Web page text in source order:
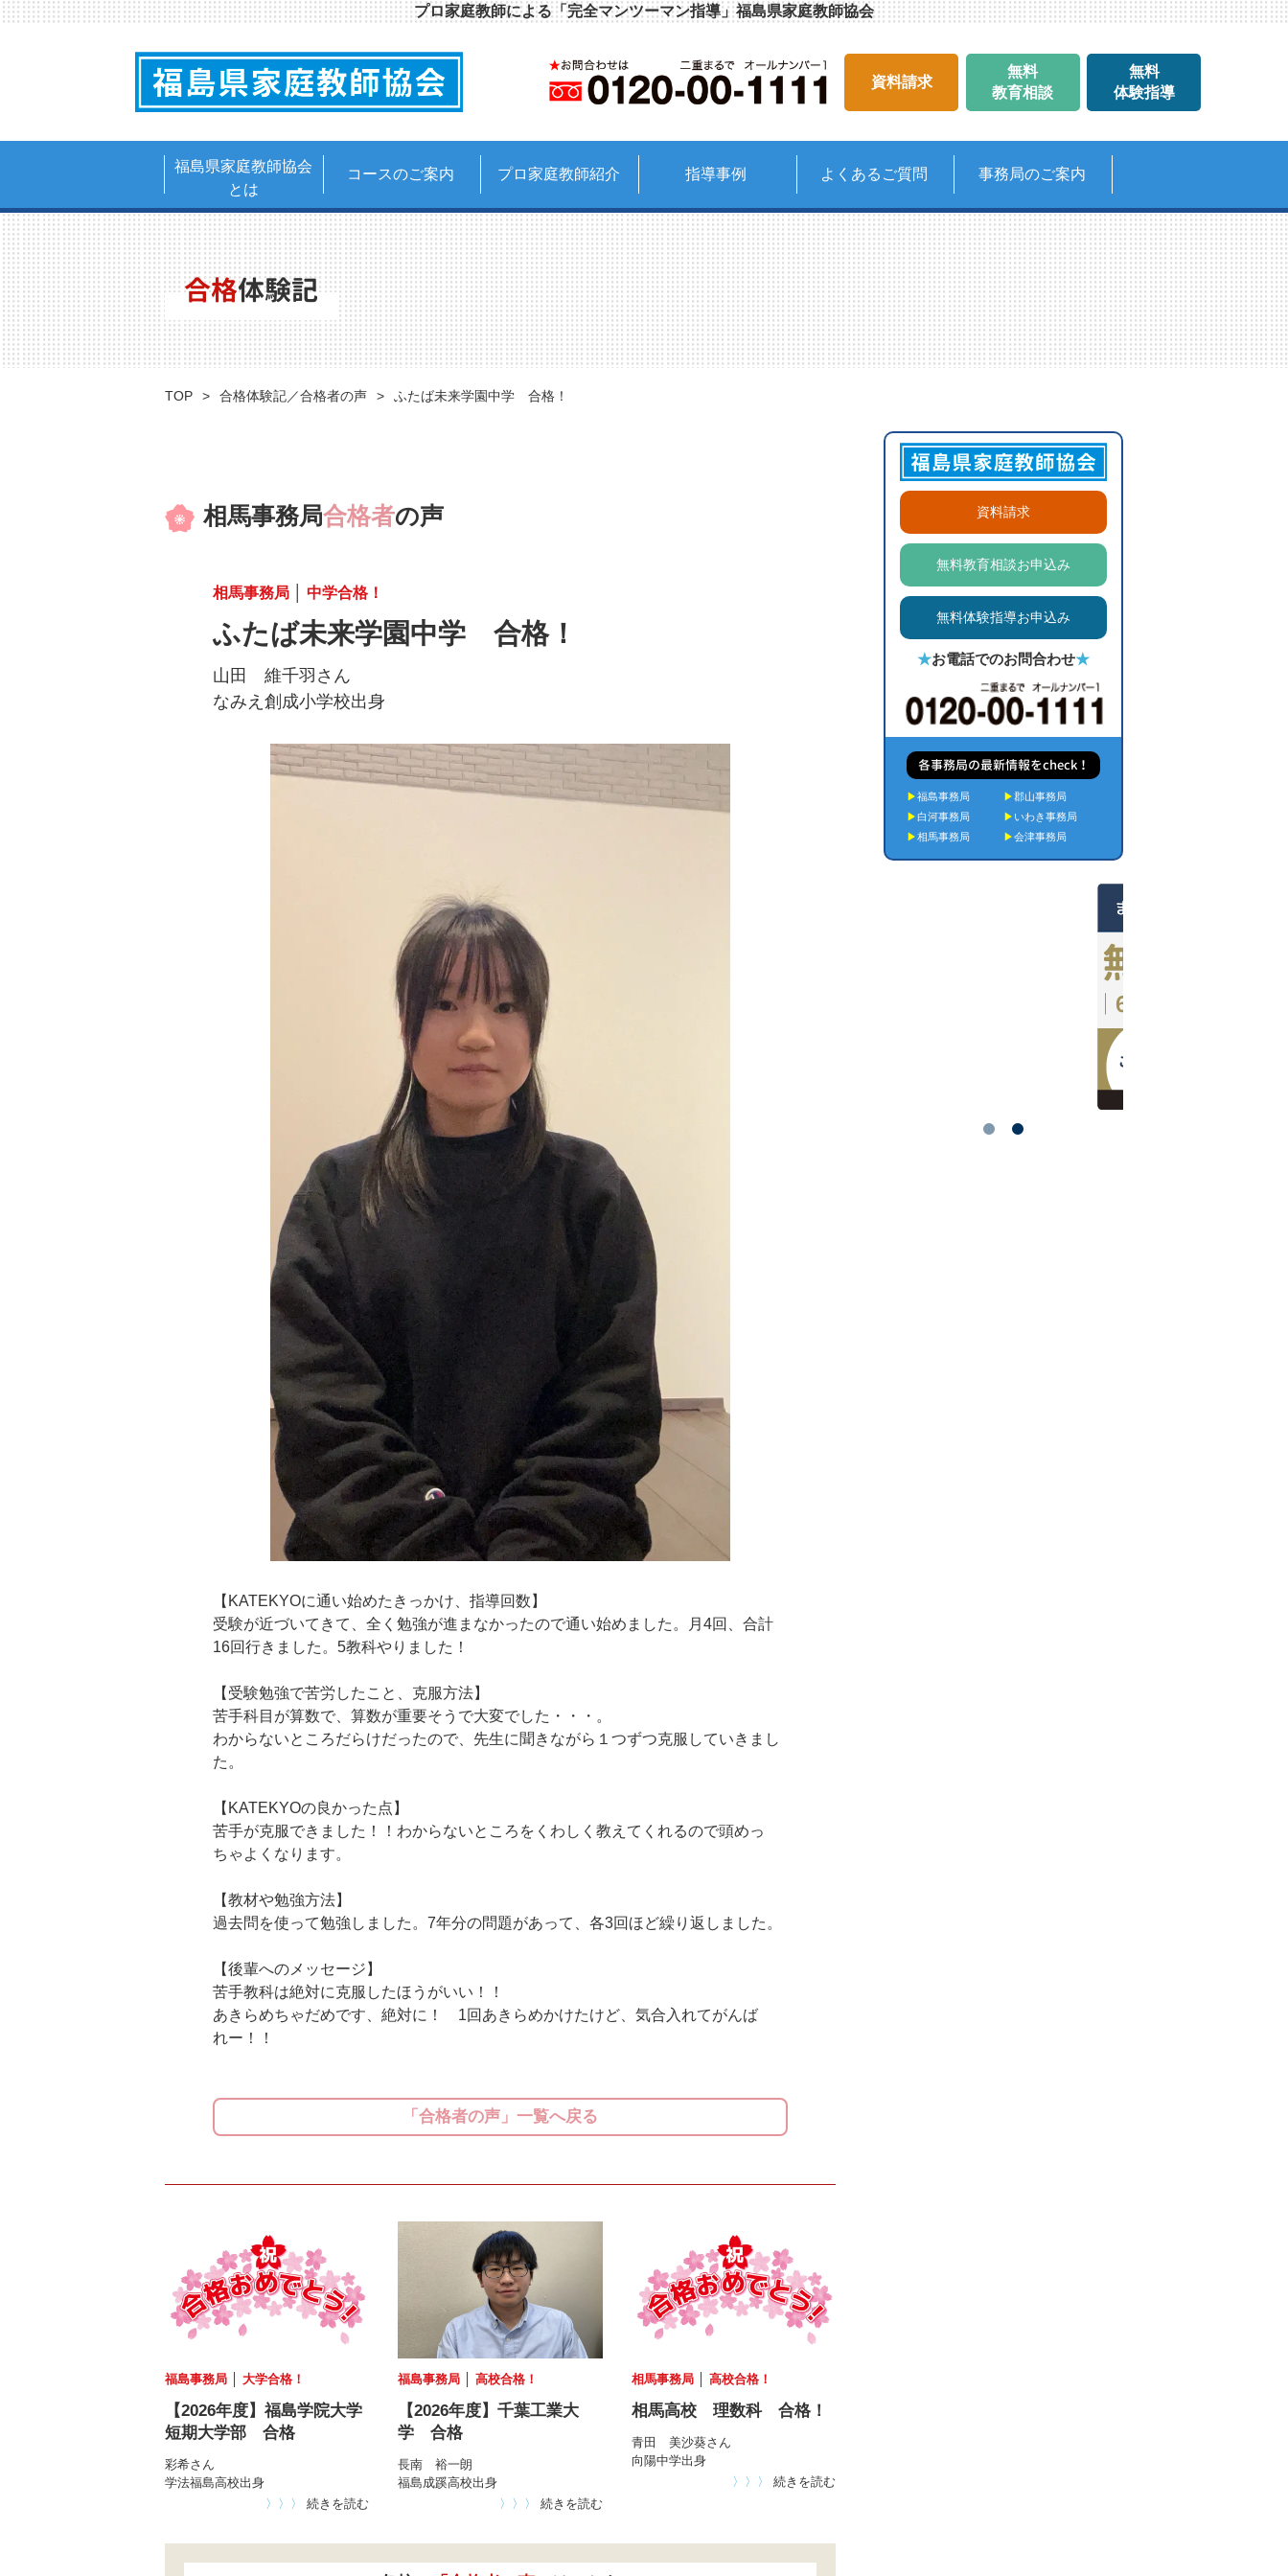
プロ家庭教師による「完全マンツーマン指導」福島県家庭教師協会
資料請求
無料
教育相談
無料
体験指導
福島県家庭教師協会
とは
コースのご案内 プロ家庭教師紹介 指導事例 よくあるご質問 事務局のご案内
合格体験記
TOP 合格体験記／合格者の声 ふたば未来学園中学 合格！
相馬事務局合格者の声
相馬事務局 中学合格！
ふたば未来学園中学 合格！
山田 維千羽さん
なみえ創成小学校出身
【KATEKYOに通い始めたきっかけ、指導回数】
受験が近づいてきて、全く勉強が進まなかったので通い始めました。月4回、合計
16回行きました。5教科やりました！
【受験勉強で苦労したこと、克服方法】
苦手科目が算数で、算数が重要そうで大変でした・・・。
わからないところだらけだったので、先生に聞きながら１つずつ克服していきまし
た。
【KATEKYOの良かった点】
苦手が克服できました！！わからないところをくわしく教えてくれるので頭めっ
ちゃよくなります。
【教材や勉強方法】
過去問を使って勉強しました。7年分の問題があって、各3回ほど繰り返しました。
【後輩へのメッセージ】
苦手教科は絶対に克服したほうがいい！！
あきらめちゃだめです、絶対に！ 1回あきらめかけたけど、気合入れてがんば
れー！！
「合格者の声」一覧へ戻る
福島事務局 大学合格！
【2026年度】福島学院大学
短期大学部 合格
彩希さん
学法福島高校出身
〉〉〉
続きを読む
福島事務局 │高校合格！
【2026年度】千葉工業大
学 合格
長南 裕一朗
福島成蹊高校出身
〉〉〉
続きを読む
相馬事務局│ 高校合格！
相馬高校 理数科 合格！
青田 美沙葵さん
向陽中学出身
〉〉〉
続きを読む
資料請求
無料教育相談お申込み
無料体験指導お申込み
★お電話でのお問合わせ★
各事務局の最新情報をcheck！
▶福島事務局 ▶郡山事務局
▶白河事務局 ▶ いわき事務局
▶相馬事務局 ▶会津事務局